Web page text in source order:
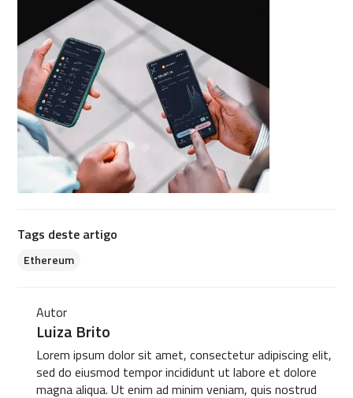
Tags deste artigo
Ethereum
Autor
Luiza Brito
Lorem ipsum dolor sit amet, consectetur adipiscing elit,
sed do eiusmod tempor incididunt ut labore et dolore
magna aliqua. Ut enim ad minim veniam, quis nostrud